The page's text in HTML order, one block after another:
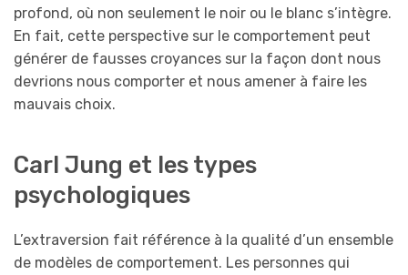
profond, où non seulement le noir ou le blanc s’intègre.
En fait, cette perspective sur le comportement peut
générer de fausses croyances sur la façon dont nous
devrions nous comporter et nous amener à faire les
mauvais choix.
Carl Jung et les types
psychologiques
L’extraversion fait référence à la qualité d’un ensemble
de modèles de comportement. Les personnes qui